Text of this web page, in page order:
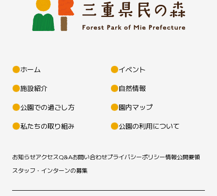
ホーム
イベント
施設紹介
自然情報
公園での過ごし方
園内マップ
私たちの取り組み
公園の利用について
お知らせアクセスQ&Aお問い合わせプライバシーポリシー情報公開要領
スタッフ・インターンの募集